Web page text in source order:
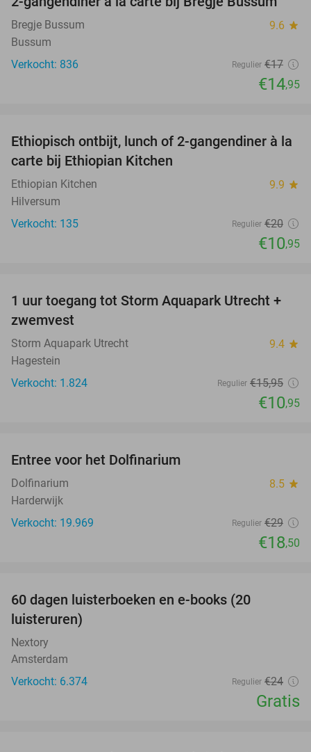
12%
Bregje Bussum 9.6 star
Bussum
Verkocht: 836
Regulier €17
€14,95
45%
Ethiopisch ontbijt, lunch of 2-gangendiner à la
carte bij Ethiopian Kitchen
Ethiopian Kitchen 9.9 star
Hilversum
Verkocht: 135
Regulier €20
€10,95
31%
1 uur toegang tot Storm Aquapark Utrecht +
zwemvest
Storm Aquapark Utrecht 9.4 star
Hagestein
Verkocht: 1.824
Regulier €15,95
€10,95
Entree voor het Dolfinarium
Dolfinarium 8.5 star
Harderwijk
Verkocht: 19.969
Regulier €29
€18,50
60 dagen luisterboeken en e-books (20
luisteruren)
Nextory
Amsterdam
Verkocht: 6.374
Regulier €24
Gratis